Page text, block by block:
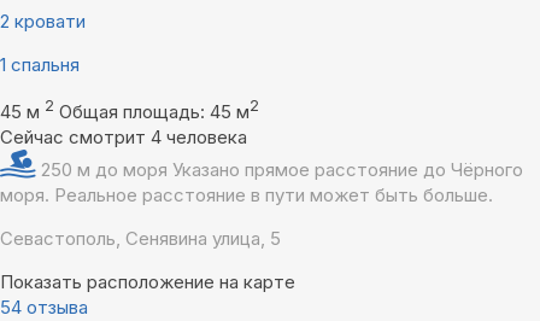
2 кровати
1 спальня
45 м 2 Общая площадь: 45 м2
Сейчас смотрит 4 человека
250 м до моря Указано прямое расстояние до Чёрного
моря. Реальное расстояние в пути может быть больше.
Севастополь, Сенявина улица, 5
Показать расположение на карте
54 отзыва